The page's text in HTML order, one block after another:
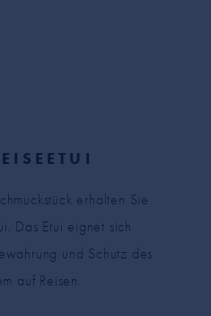
erhalten Sie
Das Etui eignet sich
und Schutz des
auf Reisen.